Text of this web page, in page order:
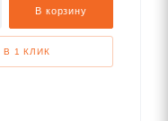
В корзину
В 1 КЛИК